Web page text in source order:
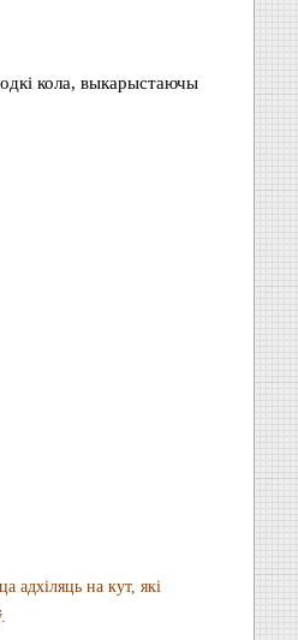
кола, выкарыстаючы
на кут, які